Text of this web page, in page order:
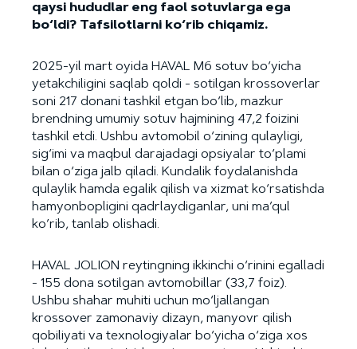
qaysi hududlar eng faol sotuvlarga ega
bo‘ldi? Tafsilotlarni ko‘rib chiqamiz.
2025-yil mart oyida HAVAL M6 sotuv bo‘yicha
yetakchiligini saqlab qoldi - sotilgan krossoverlar
soni 217 donani tashkil etgan bo‘lib, mazkur
brendning umumiy sotuv hajmining 47,2 foizini
tashkil etdi. Ushbu avtomobil o‘zining qulayligi,
sig‘imi va maqbul darajadagi opsiyalar to‘plami
bilan o‘ziga jalb qiladi. Kundalik foydalanishda
qulaylik hamda egalik qilish va xizmat ko‘rsatishda
hamyonbopligini qadrlaydiganlar, uni ma’qul
ko’rib, tanlab olishadi.
HAVAL JOLION reytingning ikkinchi o‘rinini egalladi
- 155 dona sotilgan avtomobillar (33,7 foiz).
Ushbu shahar muhiti uchun mo‘ljallangan
krossover zamonaviy dizayn, manyovr qilish
qobiliyati va texnologiyalar bo‘yicha o‘ziga xos